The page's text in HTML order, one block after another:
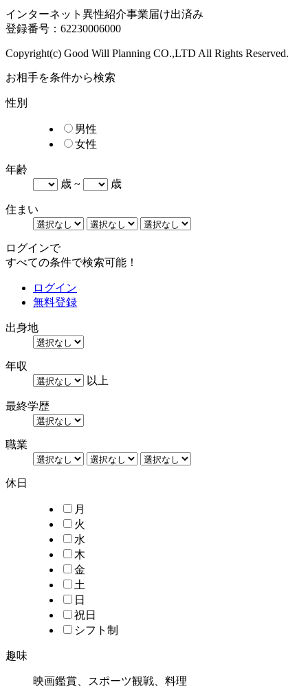
インターネット異性紹介事業届け出済み
登録番号：62230006000
Copyright(c) Good Will Planning CO.,LTD All Rights Reserved.
お相手を条件から検索
性別
男性
女性
年齢
歳 ~
歳
住まい
ログインで
すべての条件で検索可能！
ログイン
無料登録
出身地
年収
以上
最終学歴
職業
休日
月
火
水
木
金
土
日
祝日
シフト制
趣味
映画鑑賞、スポーツ観戦、料理